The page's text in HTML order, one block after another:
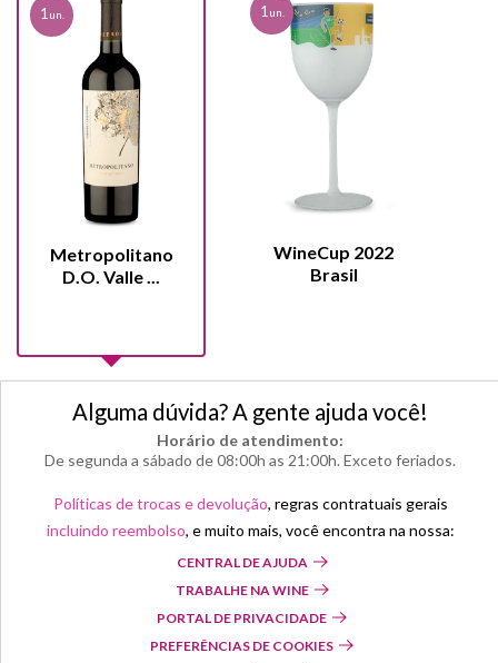
1 un.
Metropolitano
D.O. Valle ...
1 un.
WineCup 2022
Brasil
Alguma dúvida? A gente ajuda você!
Horário de atendimento:
De segunda a sábado de 08:00h as 21:00h. Exceto feriados.
Políticas de trocas e devolução, regras contratuais gerais
incluindo reembolso, e muito mais, você encontra na nossa:
CENTRAL DE AJUDA
TRABALHE NA WINE
PORTAL DE PRIVACIDADE
PREFERÊNCIAS DE COOKIES